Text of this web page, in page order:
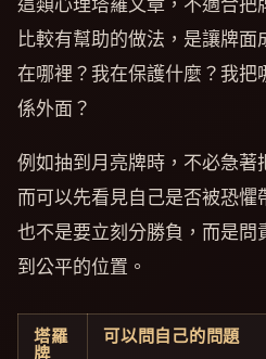
這類心理塔羅文章，不適合把
比較有幫助的做法，是讓牌
在哪裡？我在保護什麼？我把
係外面？
例如抽到月亮牌時，不必急著
而可以先看見自己是否被恐懼
也不是要立刻分勝負，而是問
到公平的位置。
塔羅
牌
可以問自己的問題